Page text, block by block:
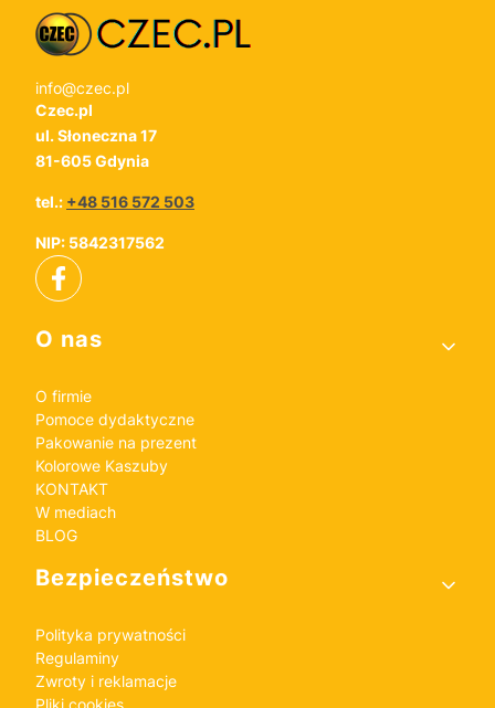
info@czec.pl
Czec.pl
ul. Słoneczna 17
81-605 Gdynia
tel.: +48 516 572 503
NIP: 5842317562
Linki w stopce
O nas
O firmie
Pomoce dydaktyczne
Pakowanie na prezent
Kolorowe Kaszuby
KONTAKT
W mediach
BLOG
Bezpieczeństwo
Polityka prywatności
Regulaminy
Zwroty i reklamacje
Pliki cookies